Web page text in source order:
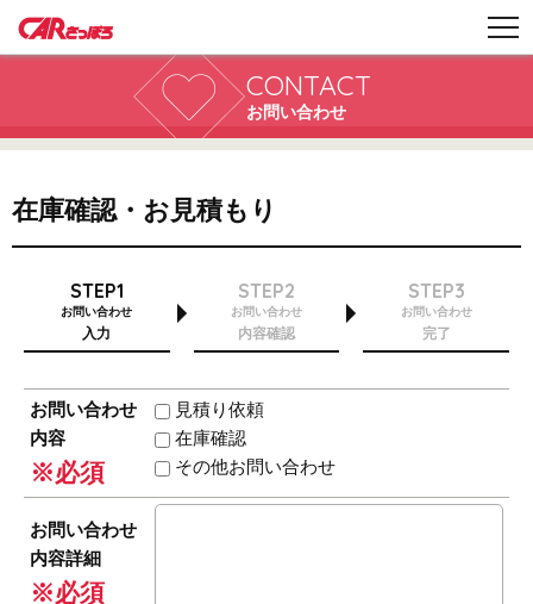
CONTACT
お問い合わせ
在庫確認・お見積もり
STEP1
お問い合わせ
入力
STEP2
お問い合わせ
内容確認
STEP3
お問い合わせ
完了
お問い合わせ
内容
※必須
見積り依頼
在庫確認
その他お問い合わせ
お問い合わせ
内容詳細
※必須